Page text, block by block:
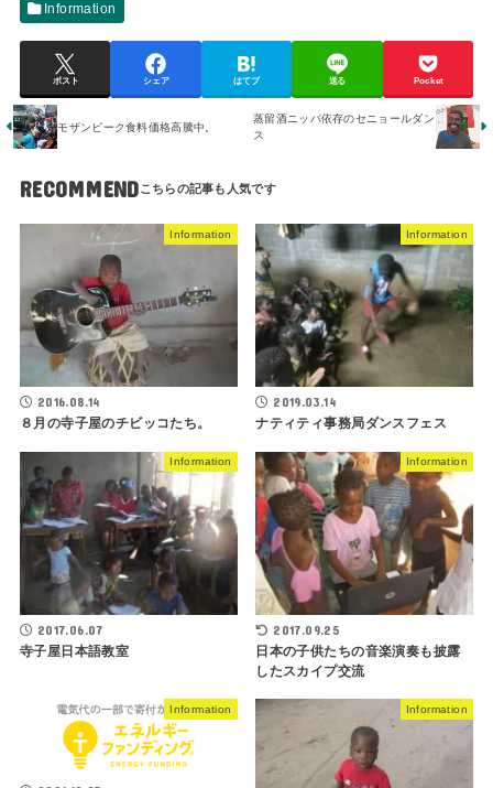
Information
ポスト シェア はてブ 送る Pocket
モザンビーク食料価格高騰中。
蒸留酒ニッパ依存のセニョールダン
ス
RECOMMEND
Information
2016.08.14
８月の寺子屋のチビッコたち。
Information
2019.03.14
ナティティ事務局ダンスフェス
Information
2017.06.07
寺子屋日本語教室
Information
2017.09.25
日本の子供たちの音楽演奏も披露
したスカイプ交流
Information Information